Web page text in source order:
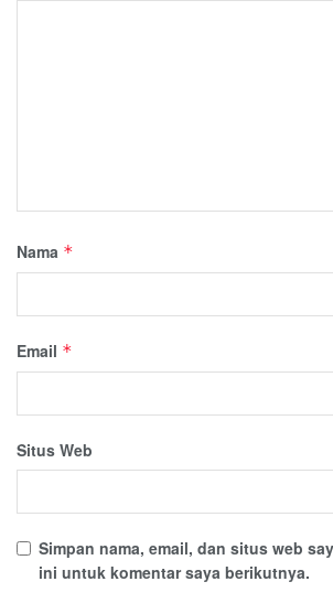
Nama *
Email *
Situs Web
Simpan nama, email, dan situs web
ini untuk komentar saya berikutnya.